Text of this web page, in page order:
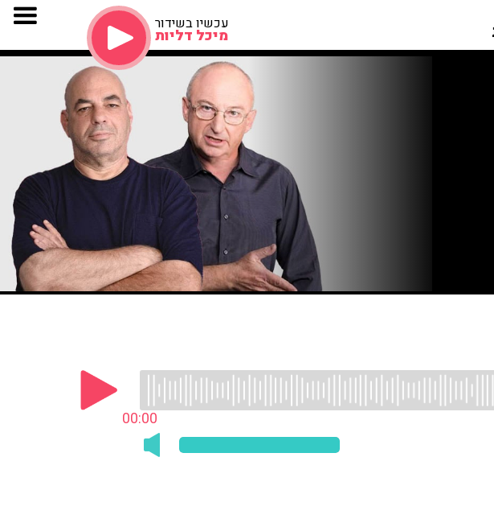
עכשיו בשידור
מיכל דליות
00:00